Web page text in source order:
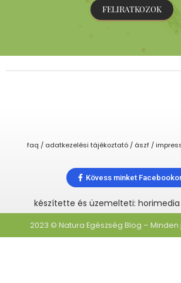
FELIRATKOZOK
faq / adatkezelési tájékoztató / ászf /
Kövess minket
készítette és üzemelteti:
2023 © Natura Egészség Blog –